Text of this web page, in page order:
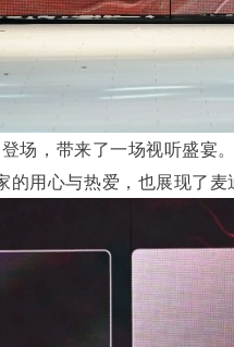
场，带来了一场视听盛宴
用心与热爱，也展现了麦